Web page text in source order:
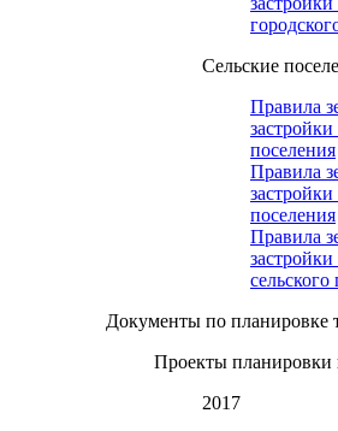
Сельские
Правила
поселения
Правила
поселения
Правила
сельского
Документы по планировке
Проекты планировки
2017